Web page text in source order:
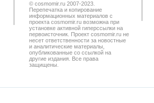
© cosmomir.ru 2007-2023.
Перепечатка и копирование
информационных материалов с
проекта cosmomir.ru возможна при
установке активной гиперссылки на
первоисточник. Проект cosmomir.ru не
несет ответственности за новостные
и аналитические материалы,
опубликованные со ссылкой на
другие издания. Все права
защищены.